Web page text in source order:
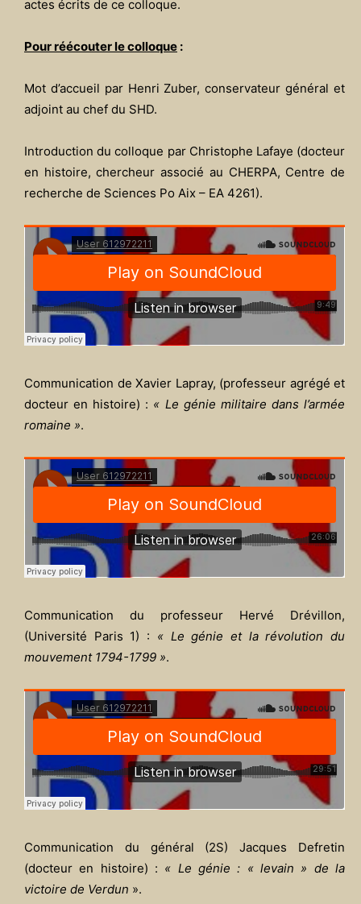
actes écrits de ce colloque.
Pour réécouter le colloque :
Mot d’accueil par Henri Zuber, conservateur général et
adjoint au chef du SHD.
Introduction du colloque par Christophe Lafaye (docteur
en histoire, chercheur associé au CHERPA, Centre de
recherche de Sciences Po Aix – EA 4261).
Communication de Xavier Lapray, (professeur agrégé et
docteur en histoire) : « Le génie militaire dans l’armée
romaine ».
Communication du professeur Hervé Drévillon,
(Université Paris 1) : « Le génie et la révolution du
mouvement 1794-1799 ».
Communication du général (2S) Jacques Defretin
(docteur en histoire) : « Le génie : « levain » de la
victoire de Verdun ».